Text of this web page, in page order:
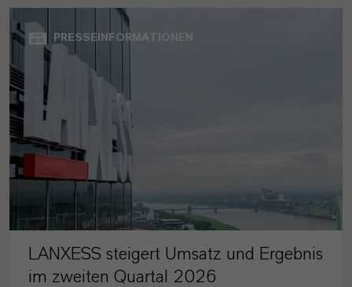
PRESSEINFORMATIONEN
LANXESS steigert Umsatz und Ergebnis
im zweiten Quartal 2026